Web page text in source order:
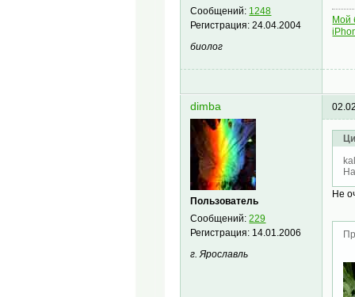
Сообщений: 1248
Регистрация:24.04.2004
биолог
Мой
dimba
Пользователь
Сообщений:229
Регистрация: 14.01.2006
г. Ярославль
Не